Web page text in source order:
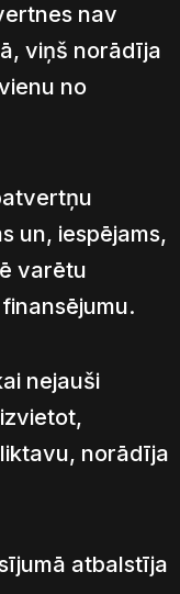
nav
viņš norādīja
no
un, iespējams,
varētu
nejauši
norādīja
atbalstīja